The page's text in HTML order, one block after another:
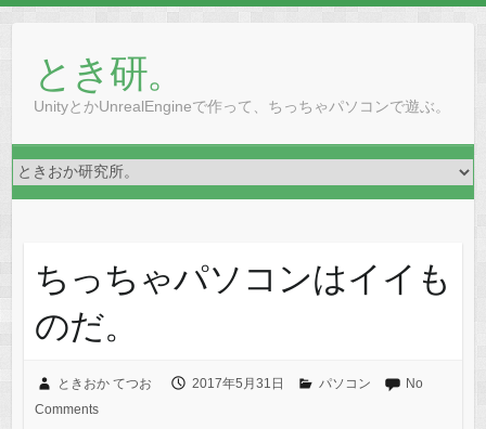
とき研。
UnityとかUnrealEngineで作って、ちっちゃパソコンで遊ぶ。
ちっちゃパソコンはイイも
のだ。
ときおか てつお 2017年5月31日 パソコン
No
Comments